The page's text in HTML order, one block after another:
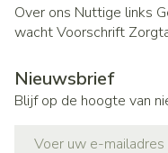
Over ons Nuttige links
wachtVoorschrift
Nieuwsbrief
Blijf op de hoogte van